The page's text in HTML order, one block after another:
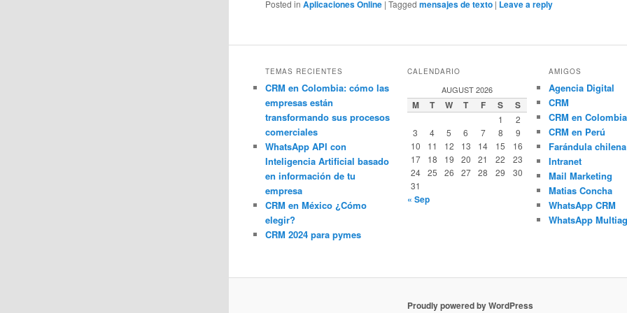
Posted in Aplicaciones Online |Tagged mensajes de texto | Leave a reply
TEMAS RECIENTES
CRM en Colombia: cómo las
empresas están
transformando sus procesos
comerciales
WhatsApp API con
Inteligencia Artificial basado
en información de tu
empresa
CRM en México ¿Cómo
elegir?
CRM 2024 para pymes
CALENDARIO
AUGUST 2026
M T W T F S S
1
2
3
4 5 6 7 8
9
10
11 12 13 14 15
16
17
18 19 20 21 22
23
24
25 26 27 28 29
30
31
« Sep
AMIGOS
Agencia Digital
CRM
CRM en Colombia
CRM en Perú
Farándula chilena
Intranet
Mail Marketing
Matias Concha
WhatsApp CRM
WhatsApp
Proudly powered by WordPress